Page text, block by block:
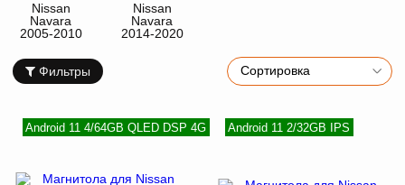
Nissan
Navara
2005-2010
Nissan
Navara
2014-2020
Фильтры
Android 11 4/64GB QLED DSP 4G Android 11 2/32GB IPS